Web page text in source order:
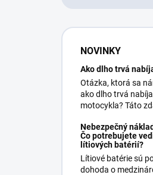
NOVINKY
Ako dlho trvá
Otázka, ktorá sa
ako dlho trvá
motocykla? Táto
Nebezpečný
Čo potrebujete
lítiových batérií?
Lítiové batérie sú
dohoda o